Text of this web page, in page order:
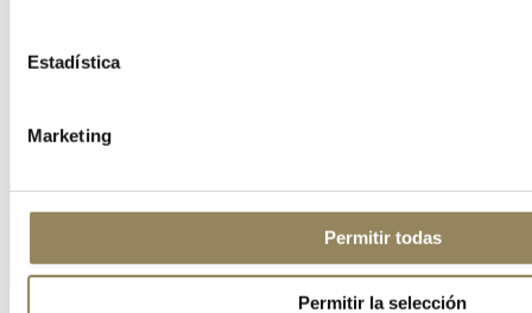
Estadística
Marketing
Permitir todas
Permitir la selección